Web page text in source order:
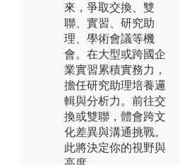
來，爭取交換、雙
聯、實習、研究助
理、學術會議等機
會。在大型或跨國企
業實習累積實務力，
擔任研究助理培養邏
輯與分析力。前往交
換或雙聯，體會跨文
化差異與溝通挑戰。
此將決定你的視野與